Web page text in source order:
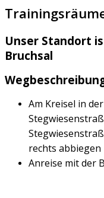
Unser Standort
Bruchsal
Am Kreisel in
rechts abbiegen
Anreise mit der